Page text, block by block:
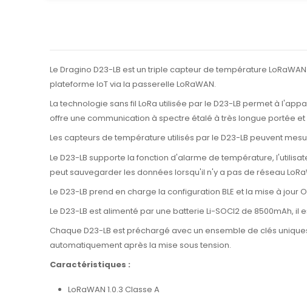
Le Dragino D23-LB est un triple capteur de température
plateforme IoT via la passerelle LoRaWAN.
La technologie sans fil LoRa utilisée par le D23-LB permet à
offre une communication à spectre étalé à très longue portée
Les capteurs de température utilisés par le D23-LB peuvent
Le D23-LB supporte la fonction d'alarme de température,
peut sauvegarder les données lorsqu'il n'y a pas de réseau
Le D23-LB prend en charge la configuration BLE et la mise à jour
Le D23-LB est alimenté par une batterie Li-SOCI2 de 8500mAh,
Chaque D23-LB est préchargé avec un ensemble de clés
automatiquement après la mise sous tension.
Caractéristiques :
LoRaWAN 1.0.3 Classe A